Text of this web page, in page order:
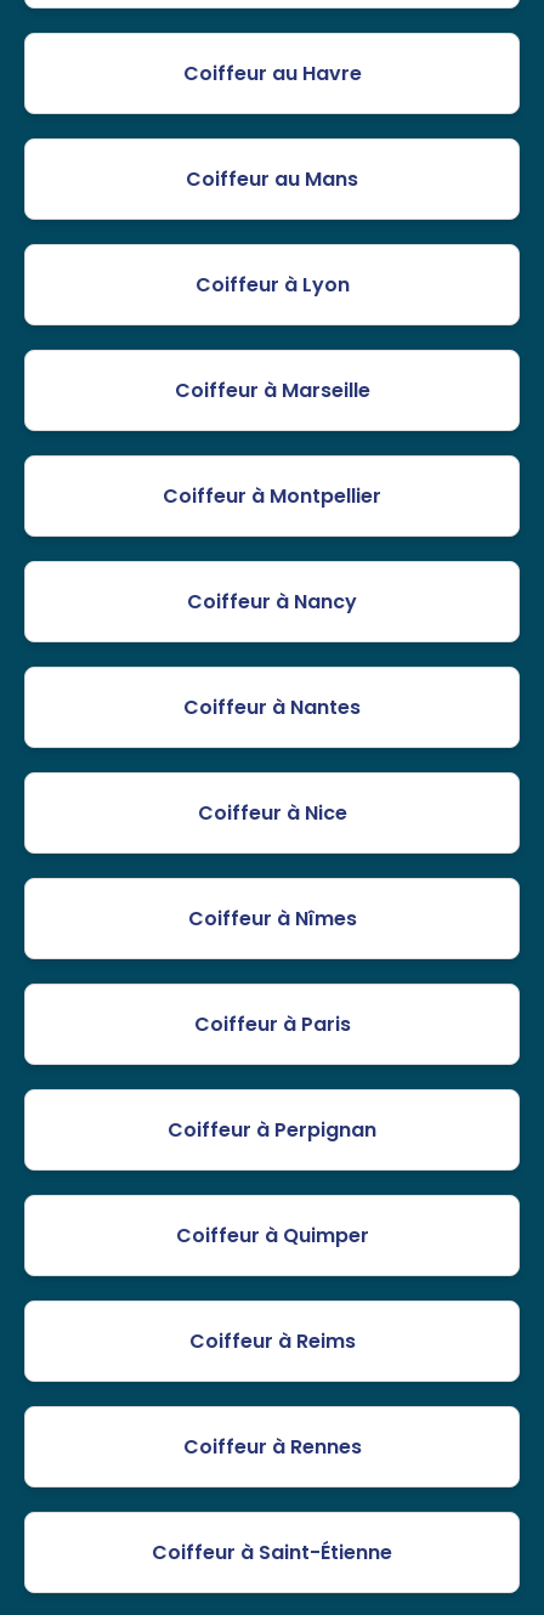
Coiffeur au Havre
Coiffeur au Mans
Coiffeur à Lyon
Coiffeur à Marseille
Coiffeur à Montpellier
Coiffeur à Nancy
Coiffeur à Nantes
Coiffeur à Nice
Coiffeur à Nîmes
Coiffeur à Paris
Coiffeur à Perpignan
Coiffeur à Quimper
Coiffeur à Reims
Coiffeur à Rennes
Coiffeur à Saint-Étienne